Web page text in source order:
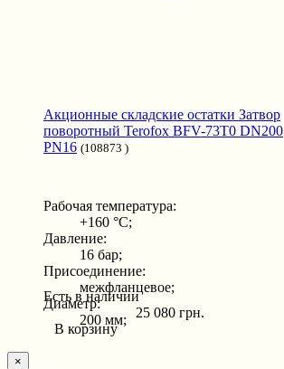
Акционные складские остатки Затвор
поворотный Terofox BFV-73T0 DN200
PN16 (108873 )
Рабочая температура:
+160 °С;
Давление:
16 бар;
Присоединение:
межфланцевое;
Диаметр:
200 мм;
Есть в наличии
25 080 грн.
В корзину
×